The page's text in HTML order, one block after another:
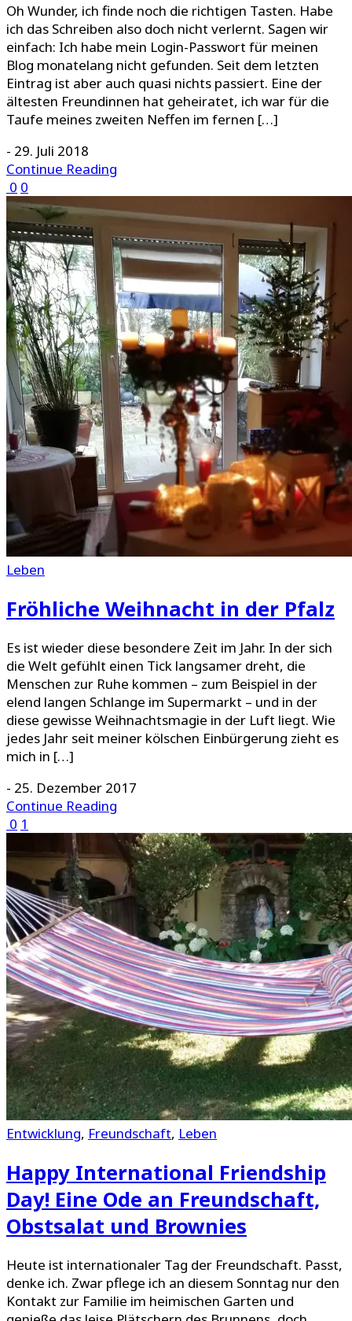
Oh Wunder, ich finde noch die richtigen Tasten. Habe
ich das Schreiben also doch nicht verlernt. Sagen wir
einfach: Ich habe mein Login-Passwort für meinen
Blog monatelang nicht gefunden. Seit dem letzten
Eintrag ist aber auch quasi nichts passiert. Eine der
ältesten Freundinnen hat geheiratet, ich war für die
Taufe meines zweiten Neffen im fernen […]
- 29. Juli 2018
Continue Reading
0 0
Leben
Fröhliche Weihnacht in der Pfalz
Es ist wieder diese besondere Zeit im Jahr. In der sich
die Welt gefühlt einen Tick langsamer dreht, die
Menschen zur Ruhe kommen – zum Beispiel in der
elend langen Schlange im Supermarkt – und in der
diese gewisse Weihnachtsmagie in der Luft liegt. Wie
jedes Jahr seit meiner kölschen Einbürgerung zieht es
mich in […]
- 25. Dezember 2017
Continue Reading
0 1
Entwicklung, Freundschaft, Leben
Happy International Friendship
Day! Eine Ode an Freundschaft,
Obstsalat und Brownies
Heute ist internationaler Tag der Freundschaft. Passt,
denke ich. Zwar pflege ich an diesem Sonntag nur den
Kontakt zur Familie im heimischen Garten und